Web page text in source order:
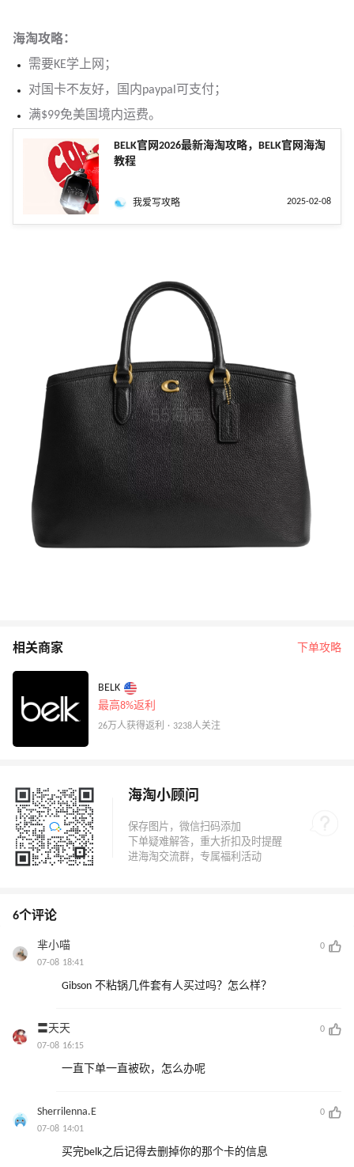
海淘攻略：
需要KE学上网；
对国卡不友好，国内paypal可支付；
满$99免美国境内运费。
BELK官网2026最新海淘攻略，BELK官网海淘
教程
我爱写攻略 2025-02-08
相关商家 下单攻略
BELK
最高8%返利
26万人获得返利 · 3238人关注
海淘小顾问
6个评论
芈小喵
0
07-08 18:41
Gibson 不粘锅几件套有人买过吗？怎么样？
〓天天
0
07-08 16:15
一直下单一直被砍，怎么办呢
Sherrilenna.E
0
07-08 14:01
买完belk之后记得去删掉你的那个卡的信息